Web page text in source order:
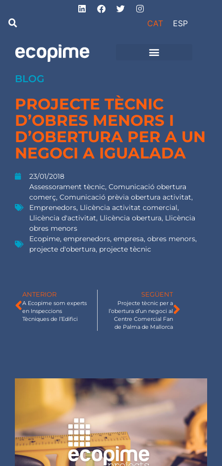
CAT ESP
BLOG
PROJECTE TÈCNIC
D’OBRES MENORS I
D’OBERTURA PER A UN
NEGOCI A IGUALADA
23/01/2018
Assessorament tècnic, Comunicació obertura
comerç, Comunicació prèvia obertura activitat,
Emprenedors, Llicència activitat comercial,
Llicència d'activitat, Llicència obertura, Llicència
obres menors
Ecopime, emprenedors, empresa, obres menors,
projecte d'obertura, projecte tècnic
ANTERIOR
A Ecopime som experts
en Inspeccions
Tècniques de l’Edifici
SEGÜENT
Projecte tècnic per a
l’obertura d’un negoci al
Centre Comercial Fan
de Palma de Mallorca